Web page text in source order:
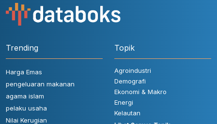
Trending
Harga Emas
pengeluaran makanan
agama islam
pelaku usaha
Nilai Kerugian
Topik
Agroindustri
Demografi
Ekonomi & Makro
Energi
Kelautan